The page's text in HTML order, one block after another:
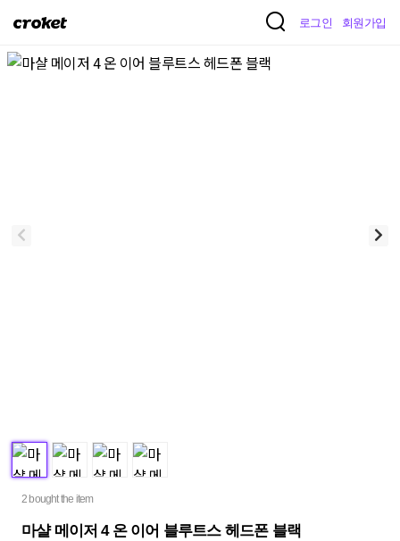
크
켓
로그인 회원가입
2 bought the item
마샬 메이저 4 온 이어 블루트스 헤드폰 블랙